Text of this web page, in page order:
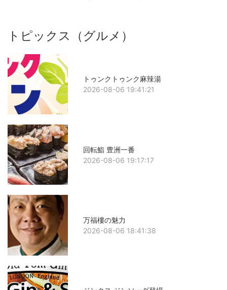
トピックス（グルメ）
トゥンクトゥンク麻辣湯
2026-08-06 19:41:21
回転鮨 豊洲一番
2026-08-06 19:17:17
万福樓の魅力
2026-08-06 18:41:38